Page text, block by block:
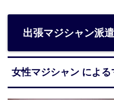
出張マジシャン派
女性マジシャン によ